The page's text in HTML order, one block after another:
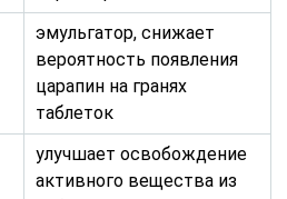
выводит их через
кишечник
снижает уровень
холестерина, сахара,
связывает токсины